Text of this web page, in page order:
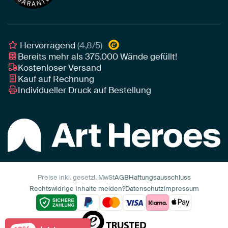
Individuelle Einrichtungsberatung
Awards und Preise
Art Heroes App
Hervorragend(4,8/5)
Bereits mehr als375.000Wände gefüllt!
Kostenloser Versand
Kauf auf Rechnung
Individueller Druck auf Bestellung
Preise inkl. gesetzl. MwStAGBHaftungsausschluss
Rechtswidrige Inhalte melden?DatenschutzImpressum